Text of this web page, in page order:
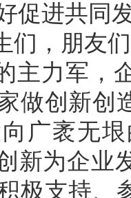
促进共同
们，朋友
主力军，
做创新创
广袤无
新为企业
极支持、